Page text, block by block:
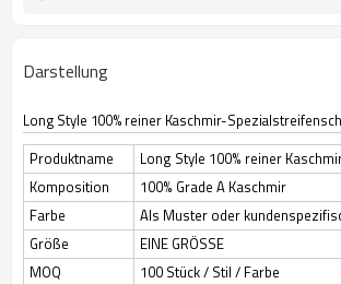
Darstellung
Long Style 100% reiner Kaschmir-
Produktname
Long Style 100% reiner
Komposition
100% Grade A Kaschmir
Farbe
Als Muster oder
Größe
EINE GRÖSSE
MOQ
100 Stück / Stil / Farbe